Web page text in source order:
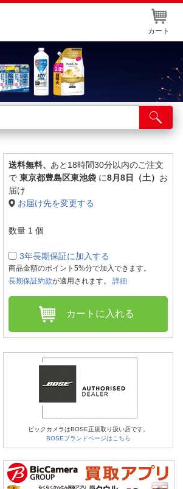
カート
送料無料、 あと18時間30分以内のご注文
で 東京都豊島区東池袋 に8月8日（土） お
届け
お届け先を変更する
数量 1 個
3年長期保証に加入する
商品金額のポイント5%分で加入できます。
長期保証約款が適用されます。 詳細
カートに入れる
ビックカメラはBOSE正規取り扱い店です。
BOSEブランドページはこちら